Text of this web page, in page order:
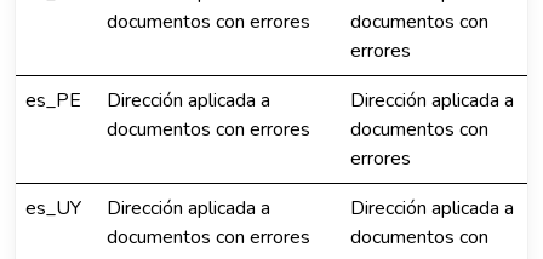
documentos con errores
documentos con
errores
es_PE
Dirección aplicada a
documentos con errores
Dirección aplicada a
documentos con
errores
es_UY
Dirección aplicada a
documentos con errores
Dirección aplicada a
documentos con